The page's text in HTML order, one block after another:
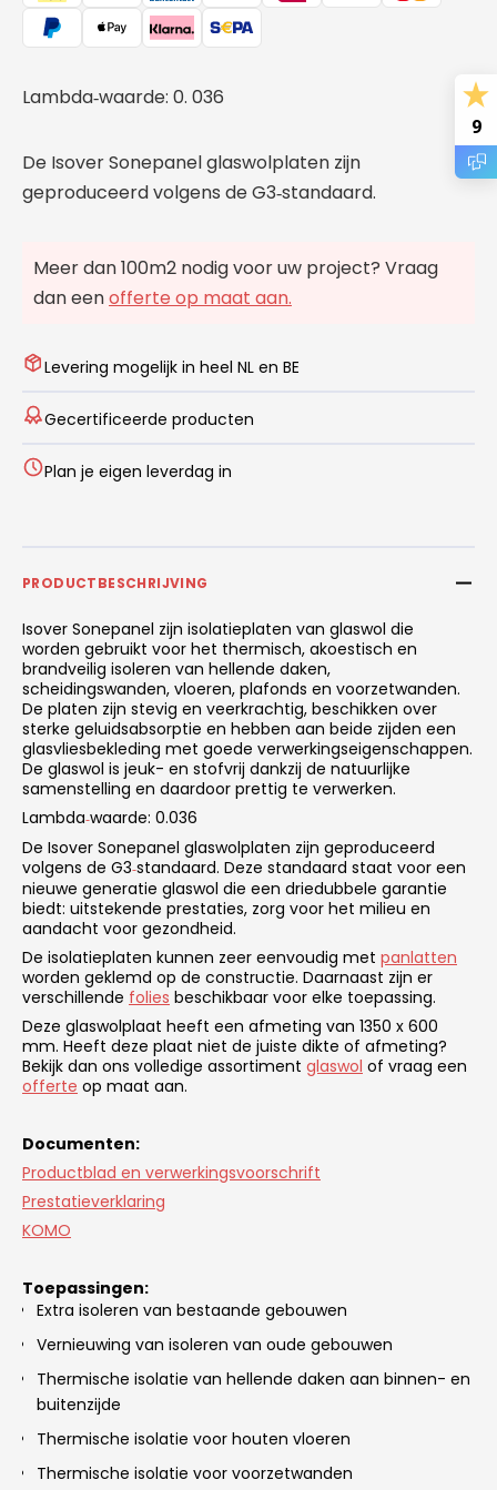
Lambda‑waarde: 0. 036
De Isover Sonepanel glaswolplaten zijn
geproduceerd volgens de G3‑standaard.
Meer dan 100m2 nodig voor uw project? Vraag
dan eenofferte op maat aan.
Levering mogelijk in heel NL en BE
Gecertificeerde producten
Plan je eigen leverdag in
PRODUCTBESCHRIJVING
Isover Sonepanel zijn isolatieplaten van glaswol die
worden gebruikt voor het thermisch, akoestisch en
brandveilig isoleren van hellende daken,
scheidingswanden, vloeren, plafonds en voorzetwanden.
De platen zijn stevig en veerkrachtig, beschikken over
sterke geluidsabsorptie en hebben aan beide zijden een
glasvliesbekleding met goede verwerkingseigenschappen.
De glaswol is jeuk- en stofvrij dankzij de natuurlijke
samenstelling en daardoor prettig te verwerken.
Lambda‑waarde: 0.036
De Isover Sonepanel glaswolplaten zijn geproduceerd
volgens de G3‑standaard. Deze standaard staat voor een
nieuwe generatie glaswol die een driedubbele garantie
biedt: uitstekende prestaties, zorg voor het milieu en
aandacht voor gezondheid.
De isolatieplaten kunnen zeer eenvoudig met panlatten
worden geklemd op de constructie. Daarnaast zijn er
verschillende folies beschikbaar voor elke toepassing.
Deze glaswolplaat heeft een afmeting van 1350 x 600
mm. Heeft deze plaat niet de juiste dikte of afmeting?
Bekijk dan ons volledige assortiment glaswol of vraag een
offerte op maat aan.
Documenten:
Productblad en verwerkingsvoorschrift
Prestatieverklaring
KOMO
Toepassingen:
Extra isoleren van bestaande gebouwen
Vernieuwing van isoleren van oude gebouwen
Thermische isolatie van hellende daken aan binnen- en
buitenzijde
Thermische isolatie voor houten vloeren
Thermische isolatie voor voorzetwanden
9